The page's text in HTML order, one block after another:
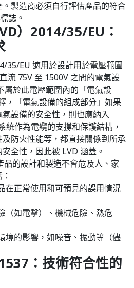
製造商必須自行評估產品的符合
誌。
）2014/35/EU：
35/EU 適用於設計用於電壓範圍
流 75V 至 1500V 之間的電氣設
屬於此電壓範圍內的「電氣設
，「電氣設備的組成部分」如果
設備的安全性，則也應納入
統作為電纜的支撐和保護結構，
防火性能等，都直接關係到所承
全性，因此被 LVD 涵蓋。
品的設計和製造不會危及人、家
在正常使用和可預見的誤用情況
（如電擊）、機械危險、熱危
境的影響，如噪音、振動等（儘
：技術符合性的